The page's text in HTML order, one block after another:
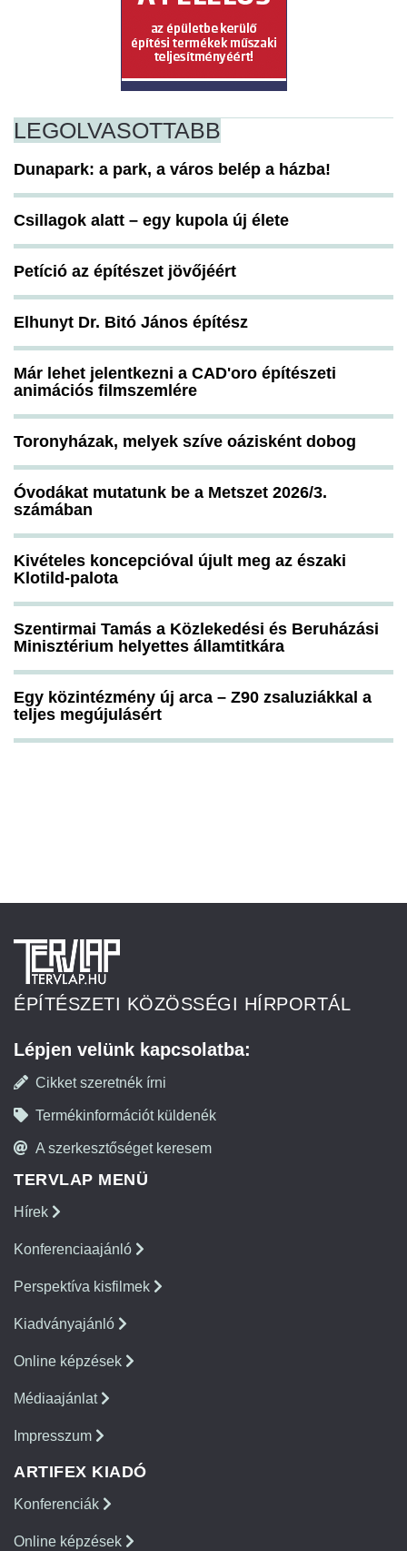
LEGOLVASOTTABB
Dunapark: a park, a város belép a házba!
Csillagok alatt – egy kupola új élete
Petíció az építészet jövőjéért
Elhunyt Dr. Bitó János építész
Már lehet jelentkezni a CAD'oro építészeti
animációs filmszemlére
Toronyházak, melyek szíve oázisként dobog
Óvodákat mutatunk be a Metszet 2026/3.
számában
Kivételes koncepcióval újult meg az északi
Klotild-palota
Szentirmai Tamás a Közlekedési és Beruházási
Minisztérium helyettes államtitkára
Egy közintézmény új arca – Z90 zsaluziákkal a
teljes megújulásért
ÉPÍTÉSZETI KÖZÖSSÉGI HÍRPORTÁL
Lépjen velünk kapcsolatba:
Cikket szeretnék írni
Termékinformációt küldenék
A szerkesztőséget keresem
TERVLAP MENÜ
Hírek
Konferenciaajánló
Perspektíva kisfilmek
Kiadványajánló
Online képzések
Médiaajánlat
Impresszum
ARTIFEX KIADÓ
Konferenciák
Online képzések